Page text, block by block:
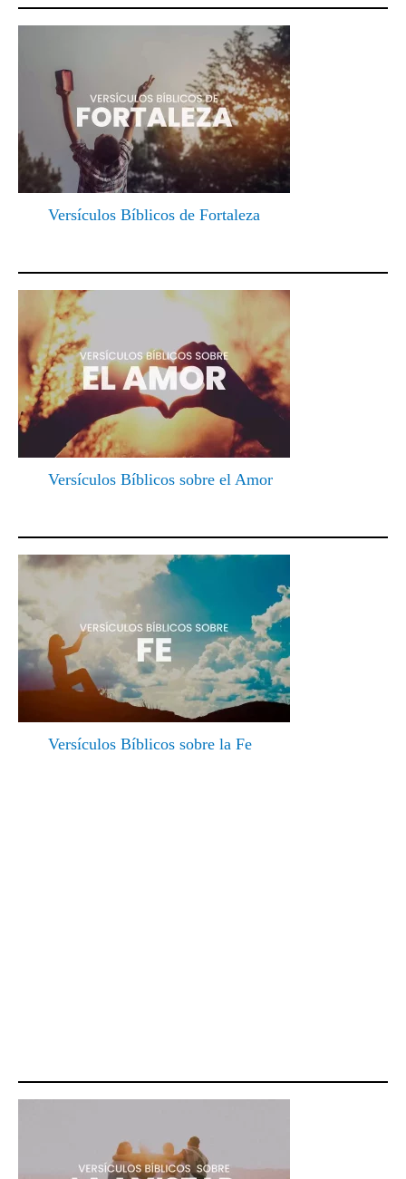
Versículos Bíblicos de Fortaleza
Versículos Bíblicos sobre el Amor
Versículos Bíblicos sobre la Fe